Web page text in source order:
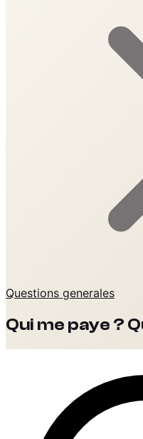
Questions generales
Qui me paye ?